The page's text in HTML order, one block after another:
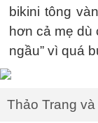
bikini tông
hơn cả mẹ dù
ngầu” vì quá
Thảo Trang và